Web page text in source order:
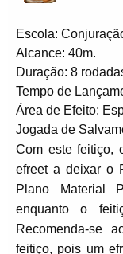
Escola:
Alcance: 40m.
Duração: 8
Tempo de
Área de Efeito:
Jogada de
Com este feitiço,
efreet a deixar o
Plano Material
enquanto o
Recomenda-se
feitiço, pois um